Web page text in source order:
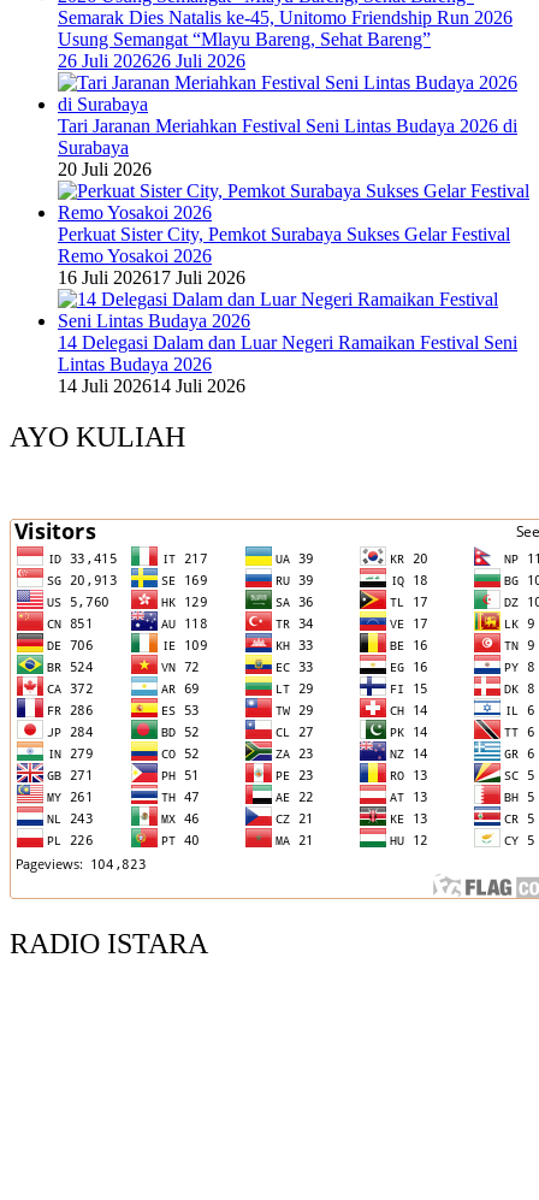
Semarak Dies Natalis ke-45, Unitomo Friendship Run 2026
Usung Semangat “Mlayu Bareng, Sehat Bareng”
26 Juli 202626 Juli 2026
Tari Jaranan Meriahkan Festival Seni Lintas Budaya 2026 di
Surabaya
20 Juli 2026
Perkuat Sister City, Pemkot Surabaya Sukses Gelar Festival
Remo Yosakoi 2026
16 Juli 202617 Juli 2026
14 Delegasi Dalam dan Luar Negeri Ramaikan Festival Seni
Lintas Budaya 2026
14 Juli 202614 Juli 2026
AYO KULIAH
RADIO ISTARA